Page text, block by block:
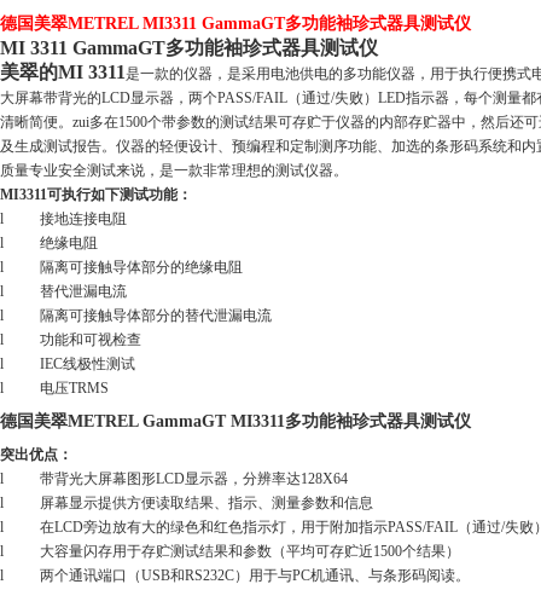
德国美翠METREL MI3311 GammaGT多功能袖珍式器具测试仪
MI 3311 GammaGT多功能袖珍式器具测试仪
美翠的MI 3311是一款的仪器，是采用电池供电的多功能仪器，用于执行便携式
大屏幕带背光的LCD显示器，两个PASS/FAIL （通过/失败） LED指示器，每个测量都
清晰简便。zui多在1500个带参数的测试结果可存贮于仪器的内部存贮器中，然后还
及生成测试报告。仪器的轻便设计、预编程和定制测序功能、加选的条形码系统和
质量专业安全测试来说，是一款非常理想的测试仪器。
MI3311可执行如下测试功能：
l 接地连接电阻
l 绝缘电阻
l 隔离可接触导体部分的绝缘电阻
l 替代泄漏电流
l 隔离可接触导体部分的替代泄漏电流
l 功能和可视检查
l IEC线极性测试
l 电压TRMS
德国美翠METREL GammaGT MI3311多功能袖珍式器具测试仪
突出优点：
l 带背光大屏幕图形LCD显示器，分辨率达128X64
l 屏幕显示提供方便读取结果、指示、测量参数和信息
l 在LCD旁边放有大的绿色和红色指示灯，用于附加指示PASS/FAIL （通过/失败
l 大容量闪存用于存贮测试结果和参数（平均可存贮近1500个结果）
l 两个通讯端口（USB和RS232C）用于与PC机通讯、与条形码阅读。